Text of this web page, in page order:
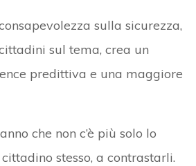
sulla sicurezza,
sul tema, crea un
predittiva e una maggiore
che non c’è più solo lo
stesso, a contrastarli.